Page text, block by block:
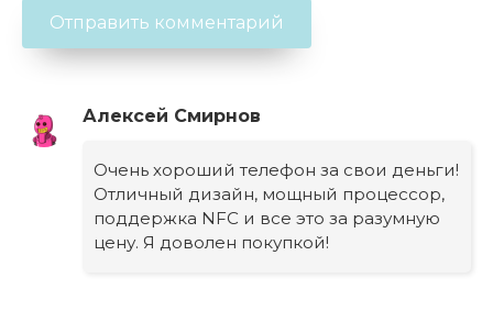
Алексей Смирнов
Очень хороший телефон за свои деньги!
Отличный дизайн, мощный процессор,
поддержка NFC и все это за разумную
цену. Я доволен покупкой!